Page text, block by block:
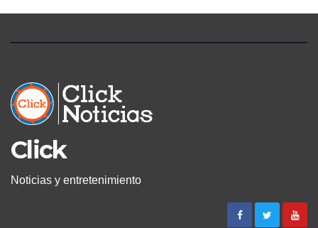
Click
Noticias y entretenimiento